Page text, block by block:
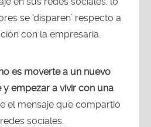
se ‘disparen’ respecto a
con la empresaria.
es moverte a un nuevo
empezar a vivir con una
el mensaje que compartió
sociales.